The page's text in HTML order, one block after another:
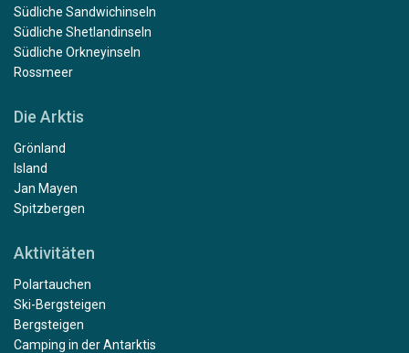
Südliche Sandwichinseln
Südliche Shetlandinseln
Südliche Orkneyinseln
Rossmeer
Die Arktis
Grönland
Island
Jan Mayen
Spitzbergen
Aktivitäten
Polartauchen
Ski-Bergsteigen
Bergsteigen
Camping in der Antarktis